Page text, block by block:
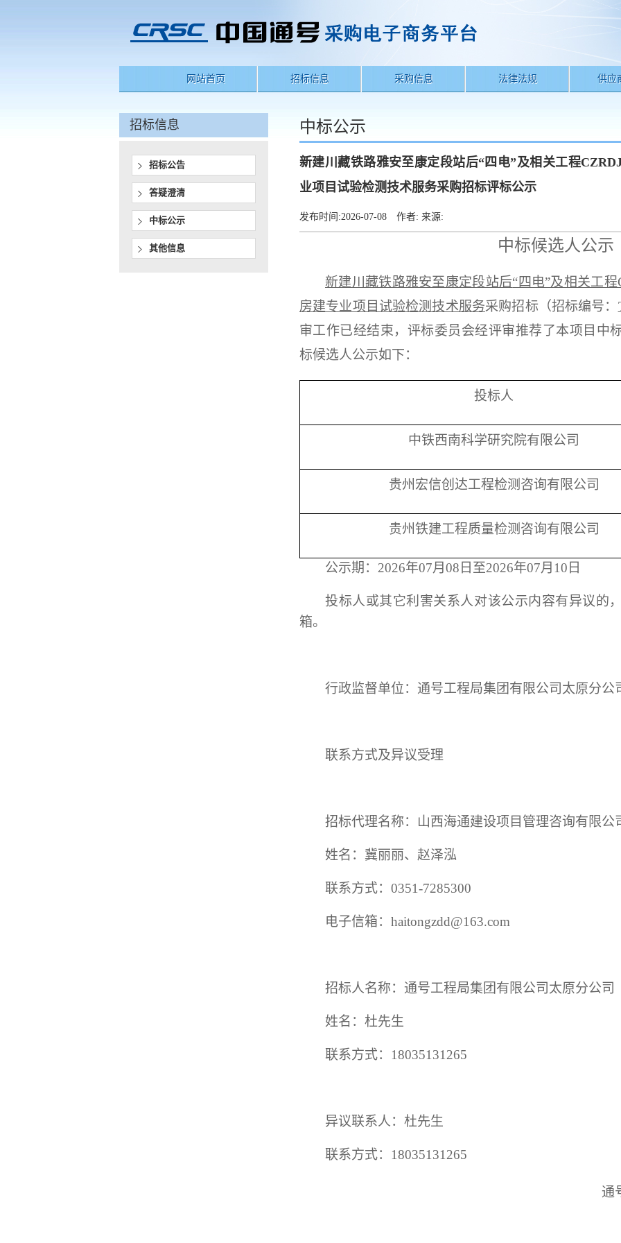
网站首页 招标信息 采购信息 法律法规 供应
招标信息
招标公告
答疑澄清
中标公示
其他信息
中标公示
新建川藏铁路雅安至康定段站后“四电”及相关工程
业项目试验检测技术服务采购招标评标公示
发布时间:2026-07-08 作者: 来源:
中标候选人公示
新建川藏铁路雅安至康定段站后“四电”及相关工
房建专业项目试验检测技术服务采购招标（招标编号：
审工作已经结束，评标委员会经评审推荐了本项目中
标候选人公示如下：
投标人
中铁西南科学研究院有限公司
贵州宏信创达工程检测咨询有限公司
贵州铁建工程质量检测咨询有限公司
公示期： 2026年07月08日 至2026年07月10日
投标人或其它利害关系人对该公示内容有异议的
箱。
行政监督单位：通号工程局集团有限公司太原分公
联系方式及异议受理
招标代理名称：山西海通建设项目管理咨询有限公
姓名：冀丽丽、赵泽泓
联系方式： 0351-7285300
电子信箱： haitongzdd@163.com
招标人名称：通号工程局集团有限公司太原分公司
姓名：杜先生
联系方式： 18035131265
异议联系人： 杜先生
联系方式： 18035131265
通